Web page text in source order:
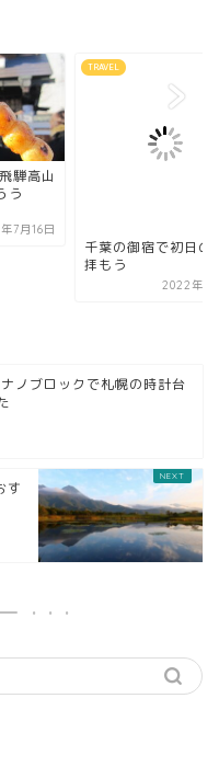
騨高山
う
7月16日
TRAVEL
千葉の御宿で初日の
拝もう
2022年1
ノブロックで札幌の時計台
す